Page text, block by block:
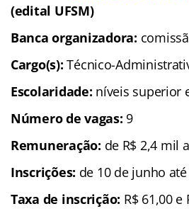
(edital UFSM)
Banca organizadora:
Cargo(s):Técnico-
Escolaridade: níveis superior
Número de vagas: 9
Remuneração: de R$ 2,4 mil
Inscrições: de 10 de junho
Taxa de inscrição: R$ 61,00 e